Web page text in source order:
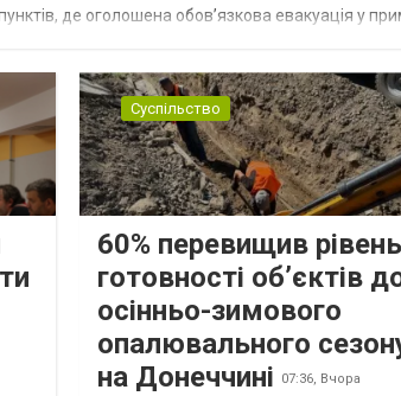
де оголошена обов’язкова евакуація у
Суспільство
60% перевищив рівень
готовності об’єктів
осінньо-зимового
опалювального
на Донеччині
07:36, Вчора